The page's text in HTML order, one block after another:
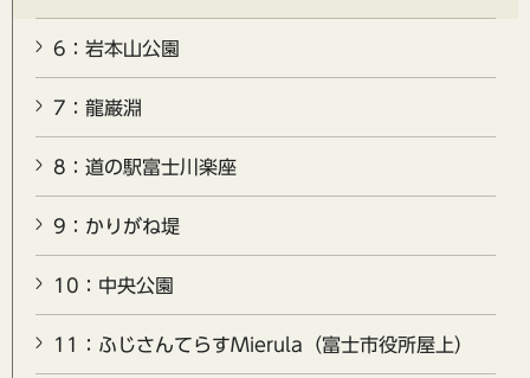
6：岩本山公園
7：龍巌淵
8：道の駅富士川楽座
9：かりがね堤
10：中央公園
11：ふじさんてらすMierula（富士市役所屋上）